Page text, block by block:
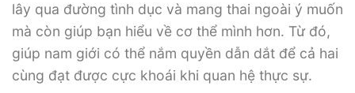
lây qua đường tình dục và mang thai ngoài ý muốn
mà còn giúp bạn hiểu về cơ thể mình hơn. Từ đó,
giúp nam giới có thể nắm quyền dẫn dắt để cả hai
cùng đạt được cực khoái khi quan hệ thực sự.